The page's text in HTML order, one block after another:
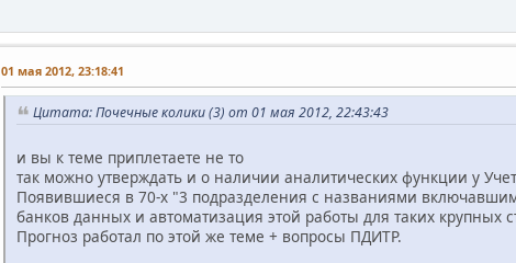
01 мая 2012, 23:18:41
Цитата: Почечные колики (3) от 01 мая 2012, 22:43:43
и вы к теме приплетаете не то
так можно утверждать и о наличии аналитических функции у
Появившиеся в 70-х "3 подразделения с названиями
банков данных и автоматизация этой работы для таких крупных
Прогноз работал по этой же теме + вопросы ПДИТР.